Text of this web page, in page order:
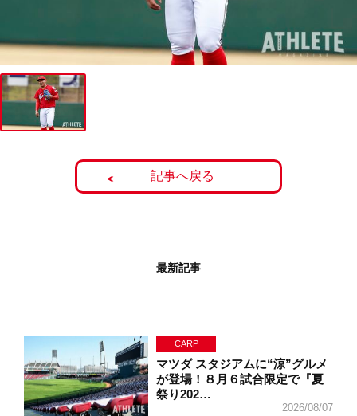
記事へ戻る
最新記事
CARP
マツダ スタジアムに“涼”グルメ
が登場！８月６試合限定で『夏
祭り202…
2026/08/07